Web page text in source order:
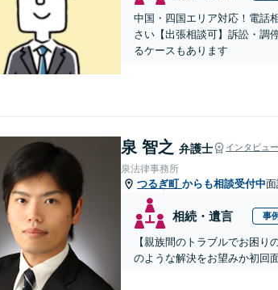
中国・四国エリア対応！電話
さい【出張相談可】訴訟・調
るケースもあります
泉 智之 弁護士 インタビュ
泉法律事務所
つるぎ町 からも相談受付中
相続・遺言 事
【親族間のトラブルでお困
のような解決をお望みか初回